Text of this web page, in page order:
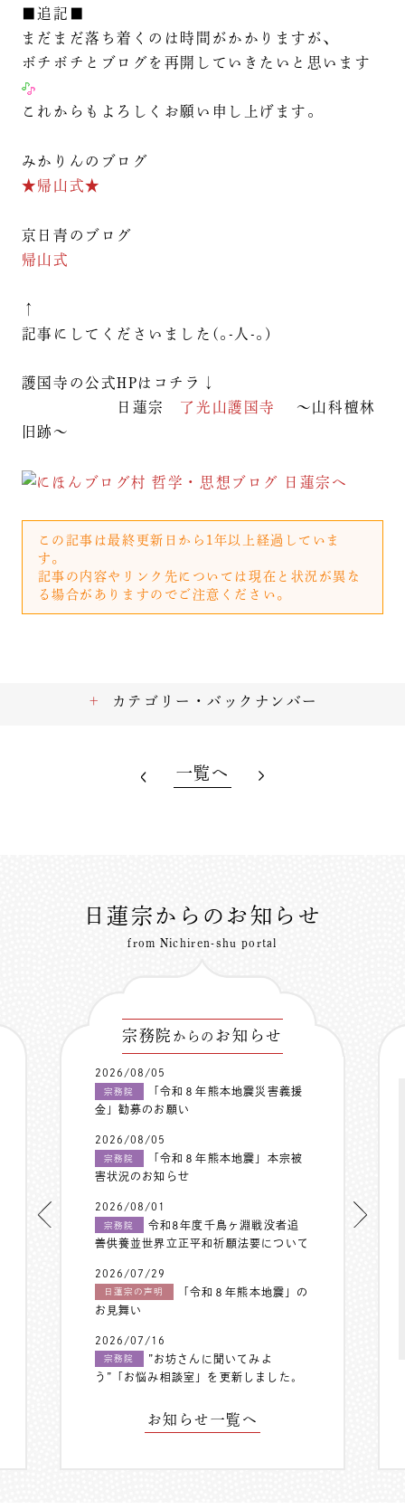
■追記■
まだまだ落ち着くのは時間がかかりますが、
ボチボチとブログを再開していきたいと思います
これからもよろしくお願い申し上げます。
みかりんのブログ
★帰山式★
京日青のブログ
帰山式
↑
記事にしてくださいました(｡-人-｡)
護国寺の公式HPはコチラ↓
日蓮宗 了光山護国寺
～山科檀林
旧跡～
この記事は最終更新日から1年以上経過していま
す。
記事の内容やリンク先については現在と状況が異な
る場合がありますのでご注意ください。
カテゴリー・バックナンバー
一覧へ
日蓮宗からのお知らせ
from Nichiren-shu portal
宗務院 からの お知らせ
2026/08/05
宗務院
「令和８年熊本地震災害義援
金」勧募のお願い
2026/08/05
宗務院
「令和８年熊本地震」本宗被
害状況のお知らせ
2026/08/01
宗務院
令和8年度千鳥ヶ淵戦没者追
善供養並世界立正平和祈願法要について
2026/07/29
日蓮宗の声明
「令和８年熊本地震」の
お見舞い
2026/07/16
宗務院
”お坊さんに聞いてみよ
う”「お悩み相談室」を更新しました。
お知らせ一覧へ